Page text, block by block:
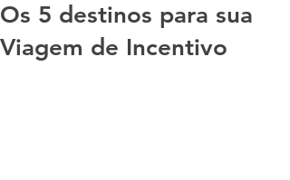
Os 5 destinos para sua
Viagem de Incentivo